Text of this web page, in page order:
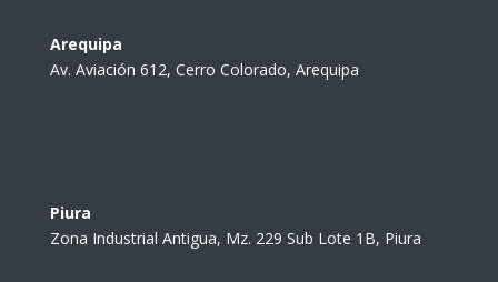
Arequipa
Av. Aviación 612, Cerro Colorado, Arequipa
Piura
Zona Industrial Antigua, Mz. 229 Sub Lote 1B, Piura